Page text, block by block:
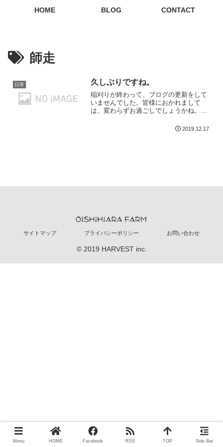
HOME BLOG CONTACT
師走
日常 久しぶりですね。
稲刈りが終わって、ブログの更新をして
いませんでした。皆様におかれまして
は、変わらずお過ごしでしょうかね。親
2019.12.17
サイトマップ プライバシーポリシー お問い合わせ
© 2019 HARVEST inc.
Menu HOME Facebook RSS TOP Side Bar